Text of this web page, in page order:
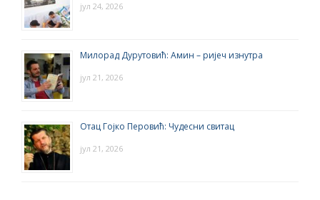
јул 24, 2026
Милорад Дурутовић: Амин – ријеч изнутра
јул 21, 2026
Отац Гојко Перовић: Чудесни свитац
јул 21, 2026